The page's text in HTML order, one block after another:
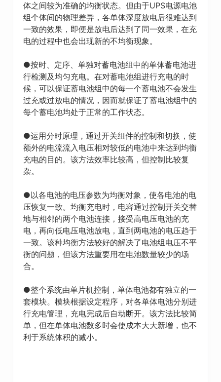
体之间较为准确的均衡状态。但由于UPS电源电池
组个体间的物理差异，各单体深度放电后很难达到
一致的效果，即便是放电后达到了同一效果，在充
电的过程中也会出现新的不均衡现象。
●按时、定序、单独对蓄电池组中的单体蓄电池进
行检测及均匀充电。在对蓄电池组进行充电的时
候，可以保证蓄电池组中的每一个蓄电池不会发生
过充或过放电的情况，因而就保证了蓄电池组中的
每个蓄电池均处于正常的工作状态。
●运用分时原理，通过开关组件的控制和切换，使
额外的电流流入电压相对较低的电池中来达到均衡
充电的目的。该方法效率比较高，但控制比较复
杂。
●以各电池的电压参数为均衡对象，使各电池的电
压恢复一致。均衡充电时，电容通过控制开关交替
地与相邻的两个电池连接，接受高电压电池的充
电，再向低电压电池放电，直到两电池的电压趋于
一致。该种均衡方法较好的解决了电池组电压不平
衡的问题，但该方法重要用在电池数量较少的场
合。
●整个系统由单片机控制，单体电池都有独立的一
套模块。模块根据设定程序，对各单体电池分别进
行充电管理，充电完成后自动断开。该方法比较简
单，但在单体电池数多时会使成本大大新增，也不
利于系统体积的减小。